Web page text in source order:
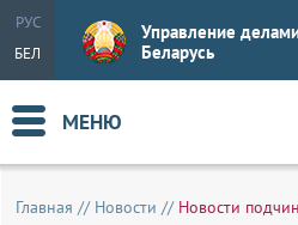
РУС
БЕЛ
Управление
Беларусь
МЕНЮ
Главная // Новости // Новости